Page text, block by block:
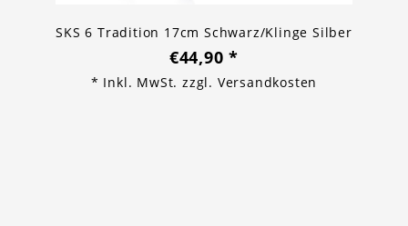
SKS 6 Tradition 17cm Schwarz/Klinge Silber
€44,90*
* Inkl. MwSt. zzgl. Versandkosten